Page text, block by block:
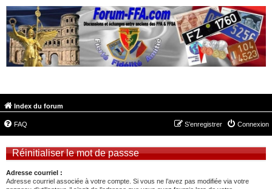
Index du forum
FAQ Connexion
S’enregistrer
Réinitialiser le mot de passse
Adresse courriel :
Adresse courriel associée à votre compte. Si vous ne l’avez pas modifiée via votre